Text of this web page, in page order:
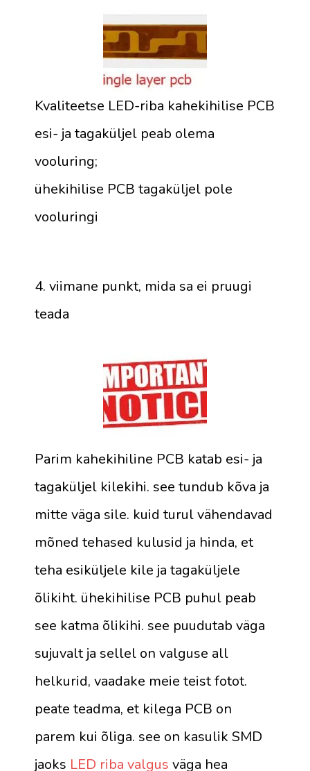
Kvaliteetse LED-riba kahekihilise PCB
esi- ja tagaküljel peab olema
vooluring;
ühekihilise PCB tagaküljel pole
vooluringi
4. viimane punkt, mida sa ei pruugi
teada
Parim kahekihiline PCB katab esi- ja
tagaküljel kilekihi. see tundub kõva ja
mitte väga sile. kuid turul vähendavad
mõned tehased kulusid ja hinda, et
teha esiküljele kile ja tagaküljele
õlikiht. ühekihilise PCB puhul peab
see katma õlikihi. see puudutab väga
sujuvalt ja sellel on valguse all
helkurid, vaadake meie teist fotot.
peate teadma, et kilega PCB on
parem kui õliga. see on kasulik SMD
jaoks LED riba valgus väga hea